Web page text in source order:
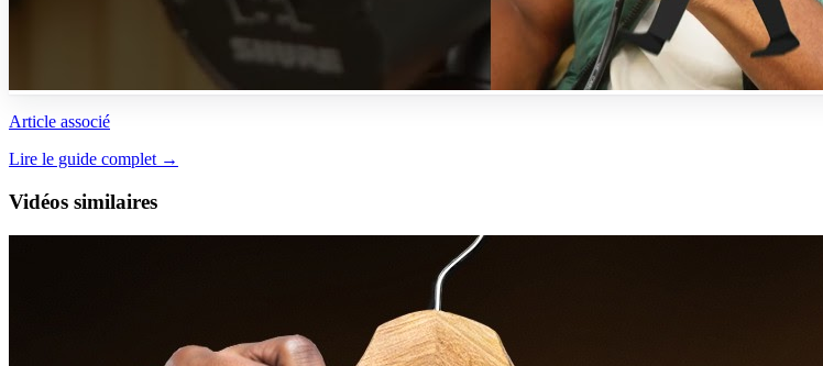
Article associé
Lire le guide complet →
Vidéos similaires